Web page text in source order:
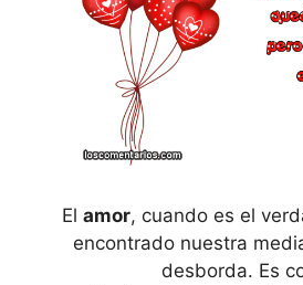
El amor, cuando es el
encontrado nuestra
desborda. Es